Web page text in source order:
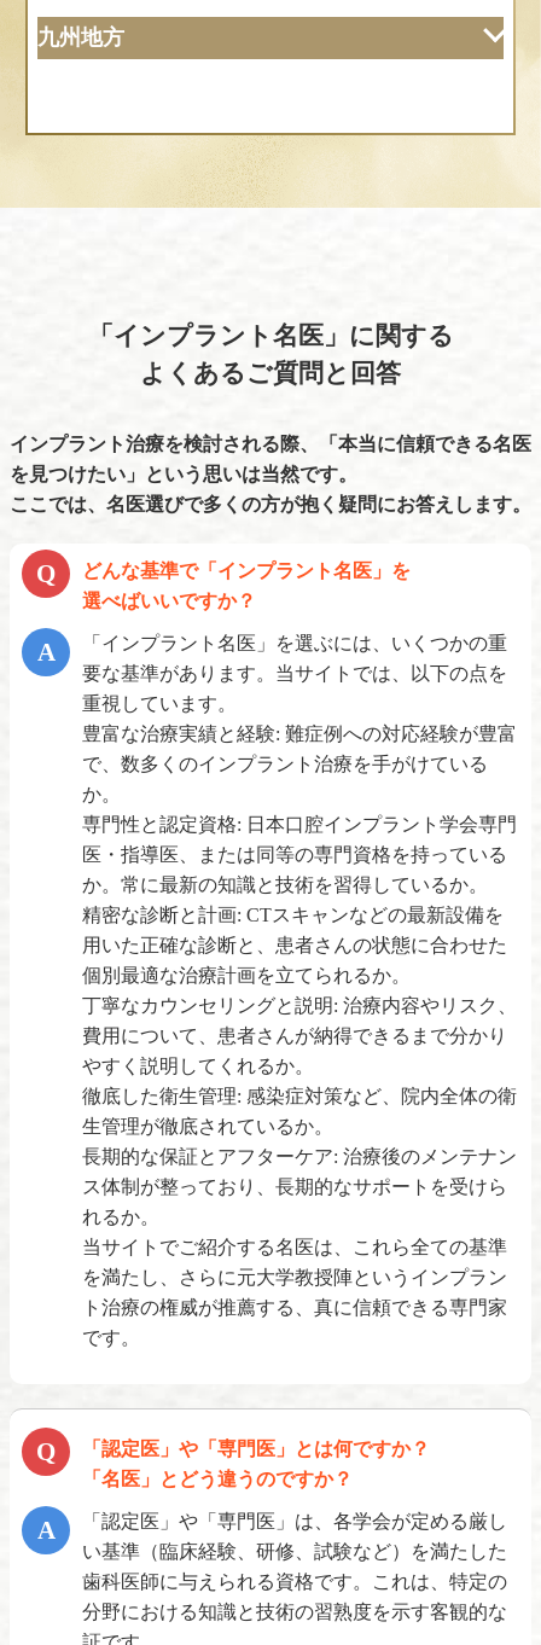
懸田歯科医院
あいば歯科医院
まむろ歯科
ナチュール歯科
さくま歯科医院
港区
渋谷区
ORCインプラントクリニック渋谷
恵比寿マルオ歯科
千代田区
ブローネマルク・オッセオインテグレイショ
世田谷区
青葉歯科医院
二子玉川 三好デンタルクリニック
中央区
アマリ歯科・矯正歯科・口腔外科クリニック
銀座UCデンタルインプラント
マロ デンタル＆メディカル東京
台東区
秋葉原総合歯科クリニック
埼玉
いわき歯科医院
シノハラ歯科医院
千葉
田中歯科医院
神奈川
ライオン歯科
医療法人宝歯会 平沢歯科
なかい歯科
大阪
大森歯科医院
兵庫
楠本歯科医院
医療法人社団 しみず歯科
歯科YASデンタルクリニック登美ヶ丘本院
島根
岡山
広島
プロソデンタルクリニック
徳島
斎藤歯科医院
愛媛
中矢歯科医院
田岡歯科・矯正歯科クリニック
九州地方
福岡
九州インプラントクリニック
熊本
伊東歯科口腔病院
「インプラント名医」に関する
よくあるご質問と回答
インプラント治療を検討される際、「本当に信頼できる名医
を見つけたい」という思いは当然です。
ここでは、名医選びで多くの方が抱く疑問にお答えします。
どんな基準で「インプラント名医」を
選べばいいですか？
「インプラント名医」を選ぶには、いくつかの重
要な基準があります。当サイトでは、以下の点を
重視しています。
豊富な治療実績と経験: 難症例への対応経験が豊富
で、数多くのインプラント治療を手がけている
か。
専門性と認定資格: 日本口腔インプラント学会専門
医・指導医、または同等の専門資格を持っている
か。常に最新の知識と技術を習得しているか。
精密な診断と計画: CTスキャンなどの最新設備を
用いた正確な診断と、患者さんの状態に合わせた
個別最適な治療計画を立てられるか。
丁寧なカウンセリングと説明: 治療内容やリスク、
費用について、患者さんが納得できるまで分かり
やすく説明してくれるか。
徹底した衛生管理: 感染症対策など、院内全体の衛
生管理が徹底されているか。
長期的な保証とアフターケア: 治療後のメンテナン
ス体制が整っており、長期的なサポートを受けら
れるか。
当サイトでご紹介する名医は、これら全ての基準
を満たし、さらに元大学教授陣というインプラン
ト治療の権威が推薦する、真に信頼できる専門家
です。
「認定医」や「専門医」とは何ですか？
「名医」とどう違うのですか？
「認定医」や「専門医」は、各学会が定める厳し
い基準（臨床経験、研修、試験など）を満たした
歯科医師に与えられる資格です。これは、特定の
分野における知識と技術の習熟度を示す客観的な